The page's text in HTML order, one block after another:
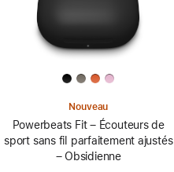
Nouveau
Powerbeats Fit – Écouteurs de
sport sans fil parfaitement ajustés
– Obsidienne